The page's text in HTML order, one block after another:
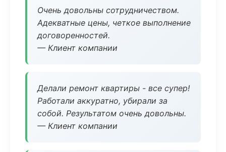
Очень довольны сотрудничеством.
Адекватные цены, четкое выполнение
договоренностей.
— Клиент компании
Делали ремонт квартиры - все супер!
Работали аккуратно, убирали за
собой. Результатом очень довольны.
— Клиент компании